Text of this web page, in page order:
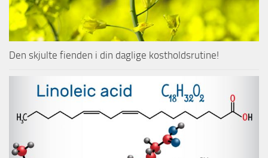
Den skjulte fienden i din daglige kostholdsrutine!